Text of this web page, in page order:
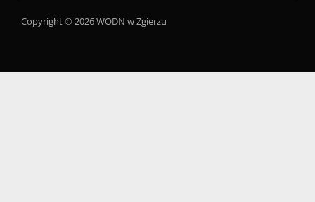
Copyright © 2026 WODN w Zgierzu